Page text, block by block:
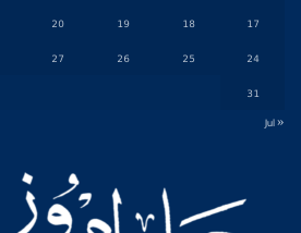
17
18
19
20
24
25
26
27
31
« Jul